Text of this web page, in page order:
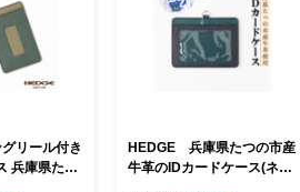
リール付き
兵庫県たつ
HEDGE 兵庫県たつの市産
牛革のIDカードケース(ネイ